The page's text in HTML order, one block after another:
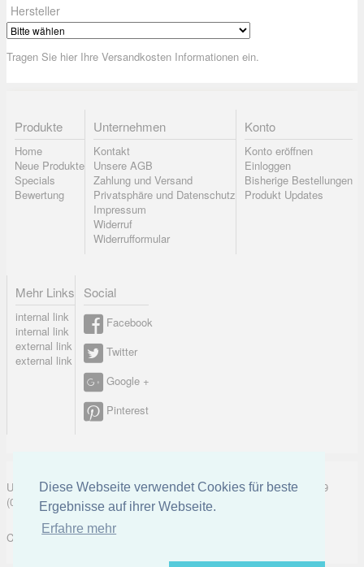
Diese Webseite verwendet Cookies für beste
Ergebnisse auf ihrer Webseite.
Erfahre mehr
Hersteller
Tragen Sie hier Ihre Versandkosten Informationen ein.
Produkte
Home
Neue Produkte
Specials
Bewertung
Unternehmen
Kontakt
Unsere AGB
Zahlung und Versand
Privatsphäre und Datenschutz
Impressum
Widerruf
Widerrufformular
Konto
Konto eröffnen
Einloggen
Bisherige Bestellungen
Produkt Updates
Mehr Links
internal link
internal link
external link
external link
Social
Facebook
Twitter
Google +
Pinterest
UK-electronic Jonas Lauer Ringstrasse 8 66894 Krähenberg Tel. +49
(0)171 5347831
Copyright © 2026uk-electronic